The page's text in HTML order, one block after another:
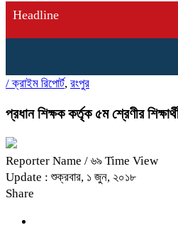
Headline
/ক্রাইম রিপোর্ট, রংপুর
প্রধান শিক্ষক কর্তৃক ৫ম শ্রেণীর
Reporter Name / ৬৯ Time View
Update : শুক্রবার, ১ জুন, ২০১৮
Share